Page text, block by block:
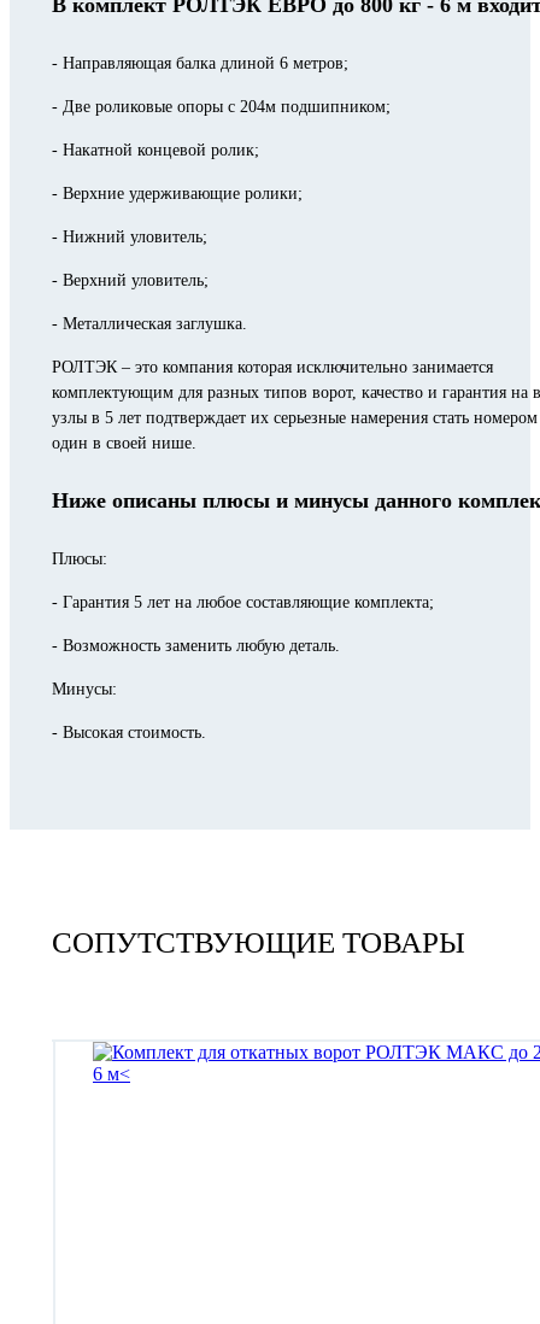
- Направляющая балка длиной 6 метров;
- Две роликовые опоры с 204м подшипником;
- Накатной концевой ролик;
- Верхние удерживающие ролики;
- Нижний уловитель;
- Верхний уловитель;
- Металлическая заглушка.
РОЛТЭК – это компания которая исключительно занимается
комплектующим для разных типов ворот, качество и гарантия на
узлы в 5 лет подтверждает их серьезные намерения стать номером
один в своей нише.
Ниже описаны плюсы и минусы данного
Плюсы:
- Гарантия 5 лет на любое составляющие комплекта;
- Возможность заменить любую деталь.
Минусы:
- Высокая стоимость.
СОПУТСТВУЮЩИЕ ТОВАРЫ